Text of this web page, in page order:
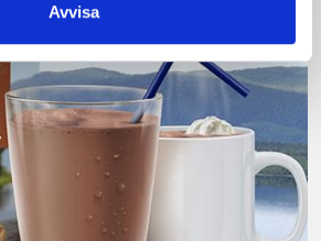
Avvisa